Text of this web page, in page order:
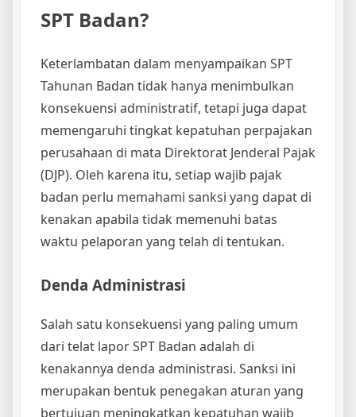
SPT Badan?
Keterlambatan dalam menyampaikan SPT
Tahunan Badan tidak hanya menimbulkan
konsekuensi administratif, tetapi juga dapat
memengaruhi tingkat kepatuhan perpajakan
perusahaan di mata Direktorat Jenderal Pajak
(DJP). Oleh karena itu, setiap wajib pajak
badan perlu memahami sanksi yang dapat di
kenakan apabila tidak memenuhi batas
waktu pelaporan yang telah di tentukan.
Denda Administrasi
Salah satu konsekuensi yang paling umum
dari telat lapor SPT Badan adalah di
kenakannya denda administrasi. Sanksi ini
merupakan bentuk penegakan aturan yang
bertujuan meningkatkan kepatuhan wajib